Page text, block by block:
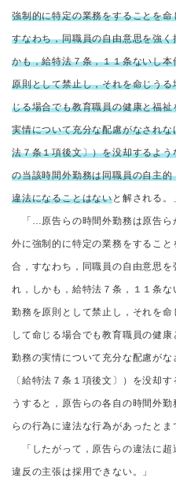
強制的に特定の業務をすることを
すなわち，同職員の自由意思を強
かも，給特法７条，１１条ないし
原則として禁止し，それを命じう
じる場合でも教育職員の健康と福
実情について充分な配慮がなされ
法７条１項後文〕）を没却するよ
の当該時間外勤務は同職員の自主
違法になることはないと解される。
「…原告らの時間外勤務は原告
外に強制的に特定の業務をするこ
合，すなわち，同職員の自由意思
れ，しかも，給特法７条，１１条
勤務を原則として禁止し，それを
して命じる場合でも教育職員の健
勤務の実情について充分な配慮がな
〔給特法７条１項後文〕）を没却
うすると，原告らの各自の時間外
らの行為に違法な行為があったとま
「したがって，原告らの違法に
違反の主張は採用できない。」